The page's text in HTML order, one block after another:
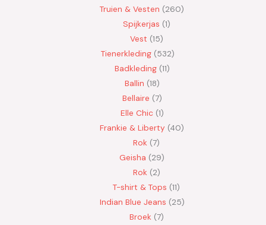
Truien & Vesten
260
Spijkerjas 1
Vest 15
Tienerkleding 532
Badkleding 11
Ballin 18
Bellaire 7
Elle Chic 1
Frankie & Liberty 40
Rok 7
Geisha
29
Rok 2
T-shirt & Tops 11
Indian Blue Jeans 25
Broek 7